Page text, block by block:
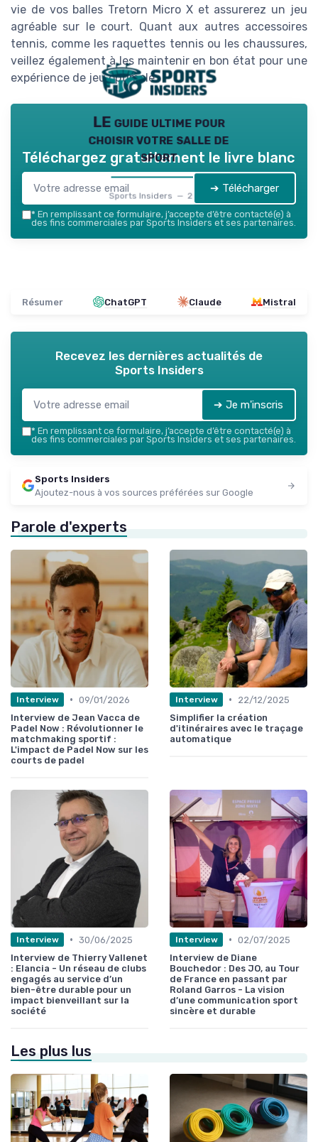
vie de vos balles Tretorn Micro X et assurerez un jeu
agréable sur le court. Quant aux autres accessoires
tennis, comme les raquettes tennis ou les chaussures,
veillez également à les maintenir en bon état pour une
expérience de jeu optimale.
LE guide ultime pour
choisir votre salle de
sport
Sports Insiders — 2026
Téléchargez gratuitement le livre blanc
➔ Télécharger
* En remplissant ce formulaire, j’accepte d’être contacté(e) à
des fins commerciales par Sports Insiders et ses partenaires.
Résumer ChatGPT Claude Mistral
Recevez les dernières actualités de
Sports Insiders
➔ Je m'inscris
* En remplissant ce formulaire, j’accepte d’être contacté(e) à
des fins commerciales par Sports Insiders et ses partenaires.
Sports Insiders
Ajoutez-nous à vos sources préférées sur Google
Parole d'experts
Interview • 09/01/2026
Interview de Jean Vacca de
Padel Now : Révolutionner le
matchmaking sportif :
L'impact de Padel Now sur les
courts de padel
Interview •
22/12/2025
Simplifier la création
d'itinéraires avec le traçage
automatique
Interview • 30/06/2025
Interview de Thierry Vallenet
: Elancia - Un réseau de clubs
engagés au service d’un
bien-être durable pour un
impact bienveillant sur la
société
Interview • 02/07/2025
Interview de Diane
Bouchedor : Des JO, au Tour
de France en passant par
Roland Garros - La vision
d’une communication sport
sincère et durable
Les plus lus